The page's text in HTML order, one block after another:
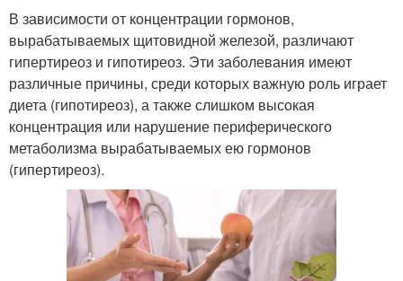
В зависимости от концентрации гормонов,
вырабатываемых щитовидной железой, различают
гипертиреоз и гипотиреоз. Эти заболевания имеют
различные причины, среди которых важную роль играет
диета (гипотиреоз), а также слишком высокая
концентрация или нарушение периферического
метаболизма вырабатываемых ею гормонов
(гипертиреоз).